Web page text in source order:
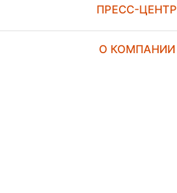
ПРЕСС-ЦЕНТР
О КОМПАНИИ